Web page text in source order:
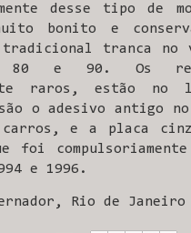
desse tipo de
bonito e
tradicional tranca no
80 e 90. Os
raros, estão no
o adesivo antigo
carros, e a placa
foi
e 1996.
Rio de